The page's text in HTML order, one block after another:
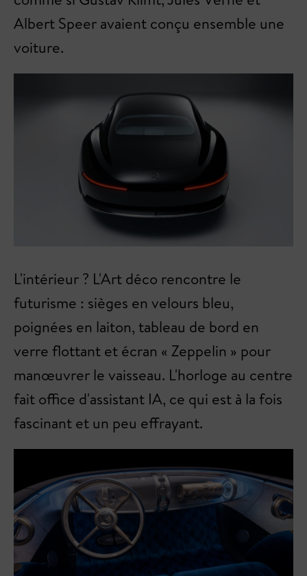
Albert Speer avaient conçu ensemble une
voiture.
L'intérieur ? L'Art déco rencontre le
futurisme : sièges en velours bleu,
poignées en laiton, tableau de bord en
verre flottant et écran « Zeppelin » pour
manœuvrer le vaisseau. L'horloge au centre
fait office d'assistant IA, ce qui est à la fois
fascinant et un peu effrayant.